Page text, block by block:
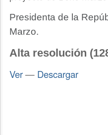
Presidenta de la
Marzo.
Alta resolución
Ver— Descargar